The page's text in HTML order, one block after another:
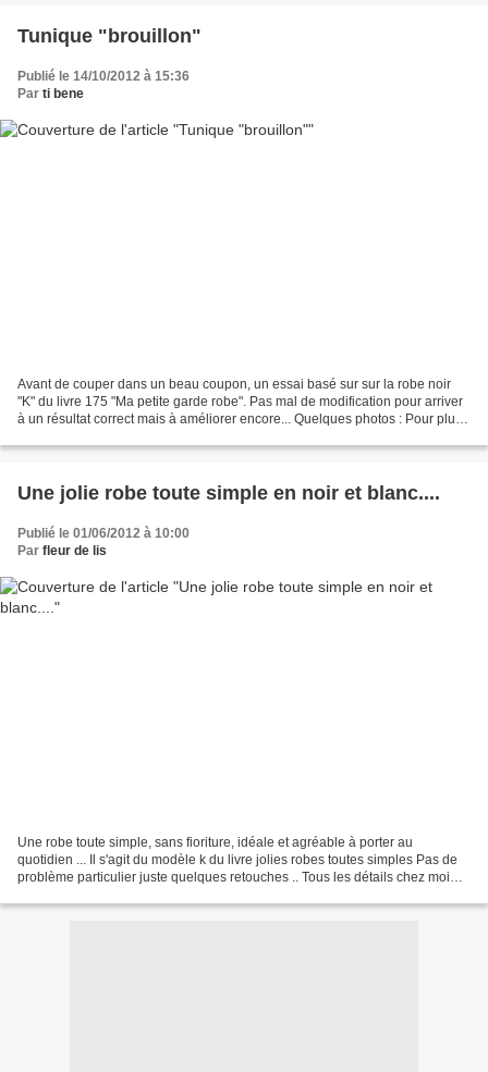
Tunique "brouillon"
Publié le 14/10/2012 à 15:36
Par ti bene
Avant de couper dans un beau coupon, un essai basé sur sur la robe noir
"K" du livre 175 "Ma petite garde robe". Pas mal de modification pour arriver
à un résultat correct mais à améliorer encore... Quelques photos : Pour plus
Une jolie robe toute simple en noir et blanc....
Publié le 01/06/2012 à 10:00
Par fleur de lis
Une robe toute simple, sans fioriture, idéale et agréable à porter au
quotidien ... Il s'agit du modèle k du livre jolies robes toutes simples Pas de
problème particulier juste quelques retouches .. Tous les détails chez moi